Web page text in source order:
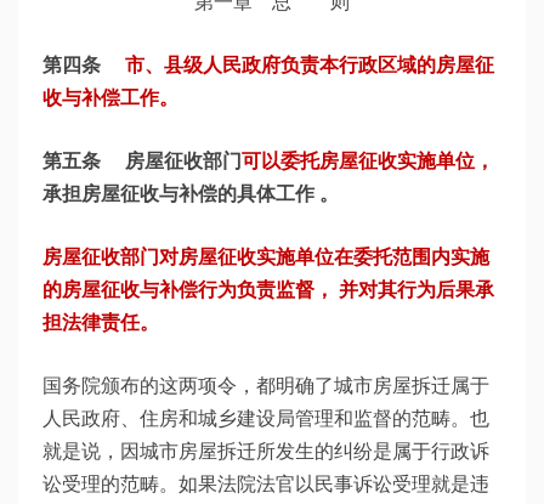
第四条 市、县级人民政府负责本行政区域的房屋征
收与补偿工作。
第五条 房屋征收部门可以委托房屋征收实施单位，
承担房屋征收与补偿的具体工作 。
房屋征收部门对房屋征收实施单位在委托范围内实施
的房屋征收与补偿行为负责监督， 并对其行为后果承
担法律责任。
国务院颁布的这两项令，都明确了城市房屋拆迁属于
人民政府、住房和城乡建设局管理和监督的范畴。也
就是说，因城市房屋拆迁所发生的纠纷是属于行政诉
讼受理的范畴。如果法院法官以民事诉讼受理就是违